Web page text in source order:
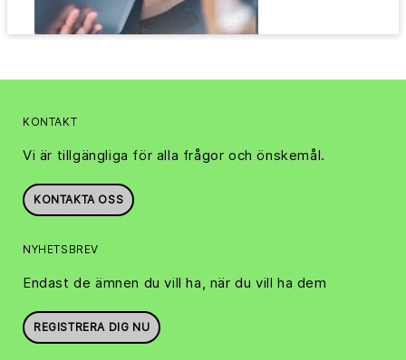
KONTAKT
Vi är tillgängliga för alla frågor och önskemål.
KONTAKTA OSS
NYHETSBREV
Endast de ämnen du vill ha, när du vill ha dem
REGISTRERA DIG NU